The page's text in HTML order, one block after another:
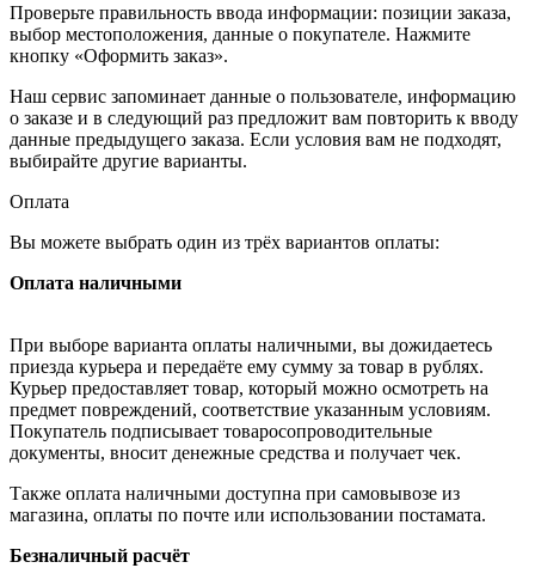
Проверьте правильность ввода информации: позиции заказа,
выбор местоположения, данные о покупателе. Нажмите
кнопку «Оформить заказ».
Наш сервис запоминает данные о пользователе, информацию
о заказе и в следующий раз предложит вам повторить к вводу
данные предыдущего заказа. Если условия вам не подходят,
выбирайте другие варианты.
Оплата
Вы можете выбрать один из трёх вариантов оплаты:
Оплата наличными
При выборе варианта оплаты наличными, вы дожидаетесь
приезда курьера и передаёте ему сумму за товар в рублях.
Курьер предоставляет товар, который можно осмотреть на
предмет повреждений, соответствие указанным условиям.
Покупатель подписывает товаросопроводительные
документы, вносит денежные средства и получает чек.
Также оплата наличными доступна при самовывозе из
магазина, оплаты по почте или использовании постамата.
Безналичный расчёт